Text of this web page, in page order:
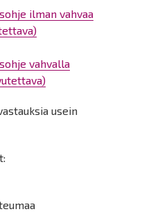
ilman vahvaa
vahvalla
usein